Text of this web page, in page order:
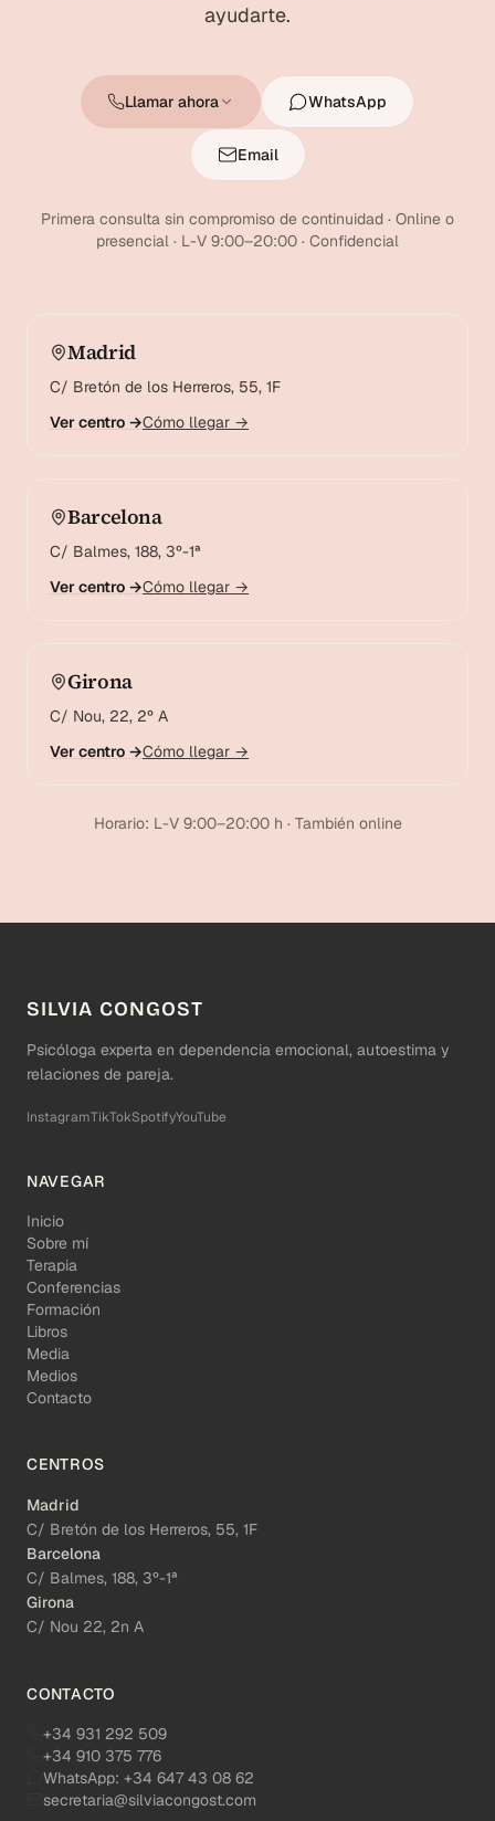
ayudarte.
Llamar ahora WhatsApp
Email
Primera consulta sin compromiso de continuidad · Online o
presencial · L-V 9:00–20:00 · Confidencial
Madrid
C/ Bretón de los Herreros, 55, 1F
Ver centro →Cómo llegar →
Barcelona
C/ Balmes, 188, 3º-1ª
Ver centro →Cómo llegar →
Girona
C/ Nou, 22, 2º A
Ver centro →Cómo llegar →
Horario: L-V 9:00–20:00 h · También online
SILVIA CONGOST
Psicóloga experta en dependencia emocional, autoestima y
relaciones de pareja.
InstagramTikTokSpotifyYouTube
NAVEGAR
Inicio
Sobre mí
Terapia
Conferencias
Formación
Libros
Media
Medios
Contacto
CENTROS
Madrid
C/ Bretón de los Herreros, 55, 1F
Barcelona
C/ Balmes, 188, 3º-1ª
Girona
C/ Nou 22, 2n A
CONTACTO
+34 931 292 509
+34 910 375 776
WhatsApp: +34 647 43 08 62
secretaria@silviacongost.com